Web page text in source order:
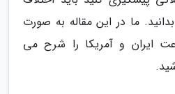
ما در این مقاله به صورت
ایران و آمریکا را شرح می